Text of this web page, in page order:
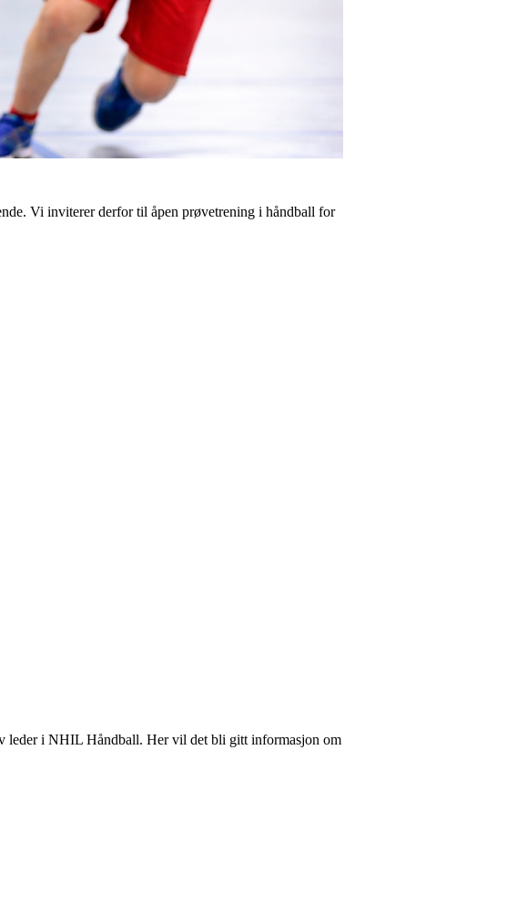
Vi inviterer derfor til åpen prøvetrening i håndball for
leder i NHIL Håndball. Her vil det bli gitt informasjon om